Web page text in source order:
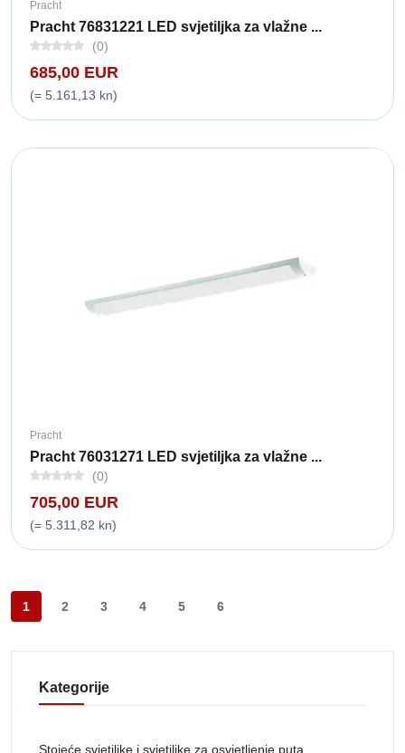
Pracht
Pracht 76831221 LED svjetiljka za vlažne ...
(0)
685,00 EUR
(= 5.161,13 kn)
Pracht
Pracht 76031271 LED svjetiljka za vlažne ...
(0)
705,00 EUR
(= 5.311,82 kn)
1 2 3 4 5 6
Kategorije
Stojeće svjetiljke i svjetiljke za osvjetljenje puta